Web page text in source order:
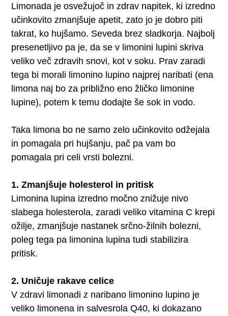
Limonada je osvežujoč in zdrav napitek, ki izredno
učinkovito zmanjšuje apetit, zato jo je dobro piti
takrat, ko hujšamo. Seveda brez sladkorja. Najbolj
presenetljivo pa je, da se v limonini lupini skriva
veliko več zdravih snovi, kot v soku. Prav zaradi
tega bi morali limonino lupino najprej naribati (ena
limona naj bo za približno eno žličko limonine
lupine), potem k temu dodajte še sok in vodo.
Taka limona bo ne samo zelo učinkovito odžejala
in pomagala pri hujšanju, pač pa vam bo
pomagala pri celi vrsti bolezni.
1. Zmanjšuje holesterol in pritisk
Limonina lupina izredno močno znižuje nivo
slabega holesterola, zaradi veliko vitamina C krepi
ožilje, zmanjšuje nastanek srčno-žilnih bolezni,
poleg tega pa limonina lupina tudi stabilizira
pritisk.
2. Uničuje rakave celice
V zdravi limonadi z naribano limonino lupino je
veliko limonena in salvesrola Q40, ki dokazano